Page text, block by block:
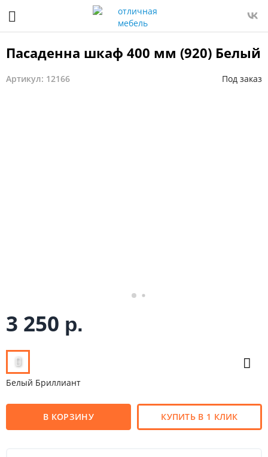
Пасаденна шкаф 400 мм (920) Белый
Артикул: 12166 Под заказ
3 250 р.
Белый Бриллиант
В КОРЗИНУ КУПИТЬ В 1 КЛИК